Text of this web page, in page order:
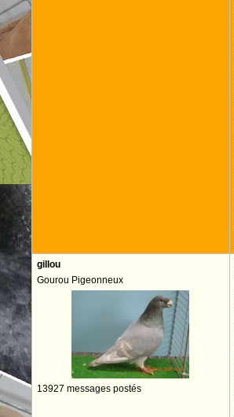
gillou
Gourou Pigeonneux
13927 messages postés